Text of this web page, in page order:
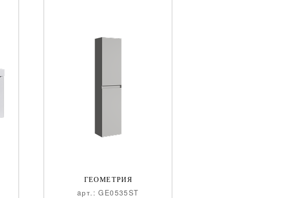
ГЕОМЕТРИЯ
aрт.: GE0535ST